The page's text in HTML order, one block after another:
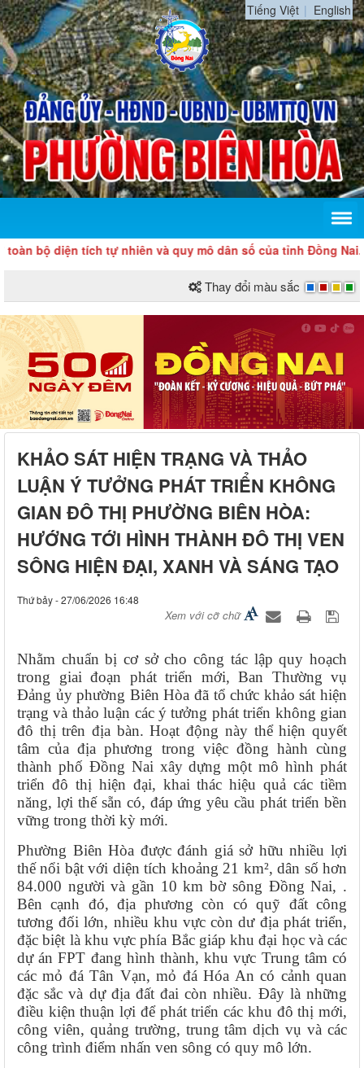
Tiếng Việt English
tích tự nhiên và quy mô dân số của tỉnh Đồng Nai.
Thay đổi màu sắc
KHẢO SÁT HIỆN TRẠNG VÀ THẢO
LUẬN Ý TƯỞNG PHÁT TRIỂN KHÔNG
GIAN ĐÔ THỊ PHƯỜNG BIÊN HÒA:
HƯỚNG TỚI HÌNH THÀNH ĐÔ THỊ VEN
SÔNG HIỆN ĐẠI, XANH VÀ SÁNG TẠO
Thứ bảy - 27/06/2026 16:48
Xem với cỡ chữ
Nhằm chuẩn bị cơ sở cho công tác lập quy hoạch
trong giai đoạn phát triển mới, Ban Thường vụ
Đảng ủy phường Biên Hòa đã tổ chức khảo sát hiện
trạng và thảo luận các ý tưởng phát triển không gian
đô thị trên địa bàn. Hoạt động này thể hiện quyết
tâm của địa phương trong việc đồng hành cùng
thành phố Đồng Nai xây dựng một mô hình phát
triển đô thị hiện đại, khai thác hiệu quả các tiềm
năng, lợi thế sẵn có, đáp ứng yêu cầu phát triển bền
vững trong thời kỳ mới.
Phường Biên Hòa được đánh giá sở hữu nhiều lợi
thế nổi bật với diện tích khoảng 21 km², dân số hơn
84.000 người và gần 10 km bờ sông Đồng Nai, .
Bên cạnh đó, địa phương còn có quỹ đất công
tương đối lớn, nhiều khu vực còn dư địa phát triển,
đặc biệt là khu vực phía Bắc giáp khu đại học và các
dự án FPT đang hình thành, khu vực Trung tâm có
các mỏ đá Tân Vạn, mỏ đá Hóa An có cảnh quan
đặc sắc và dự địa đất đai còn nhiều. Đây là những
điều kiện thuận lợi để phát triển các khu đô thị mới,
công viên, quảng trường, trung tâm dịch vụ và các
công trình điểm nhấn ven sông có quy mô lớn.